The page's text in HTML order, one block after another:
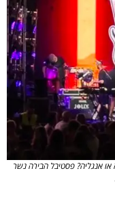
אנגליה? פסטיבל הבירה נשר